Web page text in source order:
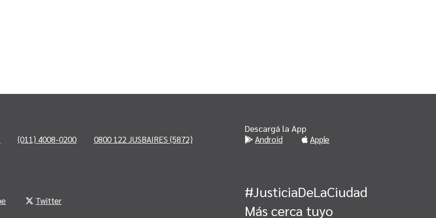
(011) 4008-0200 0800 122 JUSBAIRES (5872)
Descargá la App
Android Apple
Twitter
#JusticiaDeLaCiudad
Más cerca tuyo